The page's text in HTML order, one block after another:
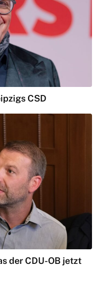
CSD
der CDU-OB jetzt